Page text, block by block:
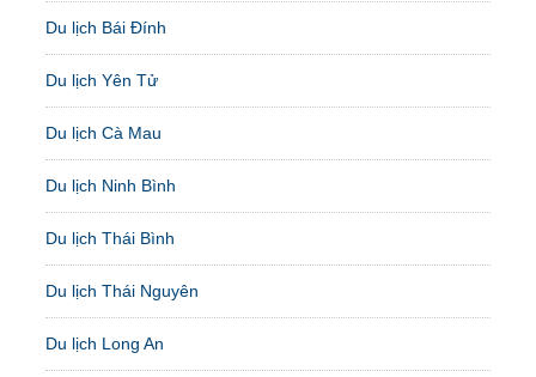
Du lịch Bái Đính
Du lịch Yên Tử
Du lịch Cà Mau
Du lịch Ninh Bình
Du lịch Thái Bình
Du lịch Thái Nguyên
Du lịch Long An